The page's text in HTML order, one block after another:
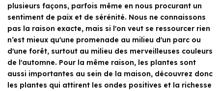
plusieurs façons, parfois même en nous procurant un
sentiment de paix et de sérénité. Nous ne connaissons
pas la raison exacte, mais si l'on veut se ressourcer rien
n’est mieux qu'une promenade au milieu d'un parc ou
d'une forêt, surtout au milieu des merveilleuses couleurs
de l'automne. Pour la même raison, les plantes sont
aussi importantes au sein de la maison, découvrez donc
les plantes qui attirent les ondes positives et la richesse